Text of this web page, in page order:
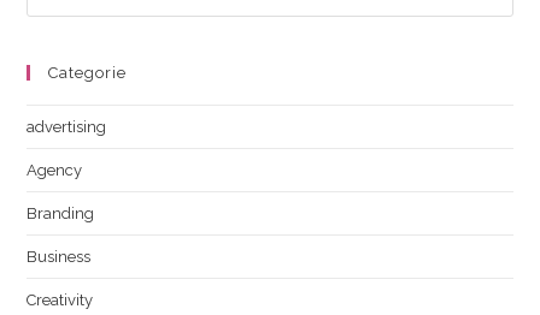
Categorie
advertising
Agency
Branding
Business
Creativity